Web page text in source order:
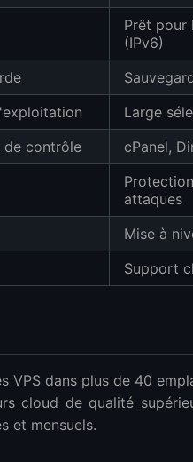
Prêt pour
(IPv6)
Large
de contrôle
cPanel,
attaques
Mise à
Support
VPS dans plus de 40
cloud de qualité
et mensuels.